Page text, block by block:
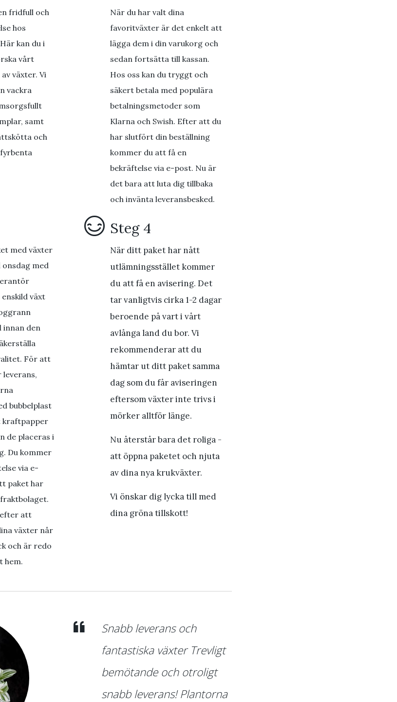
fridfull och
hos
kan du i
vårt
växter. Vi
vackra
samt
och
När du har valt dina
favoritväxter är det enkelt att
lägga dem i din varukorg och
sedan fortsätta till kassan.
Hos oss kan du tryggt och
säkert betala med populära
betalningsmetoder som
Klarna och Swish. Efter att du
har slutfört din beställning
kommer du att få en
bekräftelse via e-post. Nu är
det bara att luta dig tillbaka
och invänta leveransbesked.
med växter
med
växt
den
För att
leverans,
bubbelplast
kraftpapper
de placeras i
Du kommer
via e-
paket har
att
växter når
och är redo
hem.
Steg 4
När ditt paket har nått
utlämningsstället kommer
du att få en avisering. Det
tar vanligtvis cirka 1-2 dagar
beroende på vart i vårt
avlånga land du bor. Vi
rekommenderar att du
hämtar ut ditt paket samma
dag som du får aviseringen
eftersom växter inte trivs i
mörker alltför länge.
Nu återstår bara det roliga -
att öppna paketet och njuta
av dina nya krukväxter.
Vi önskar dig lycka till med
dina gröna tillskott!
Snabb leverans och
fantastiska växter Trevligt
bemötande och otroligt
snabb leverans! Plantorna